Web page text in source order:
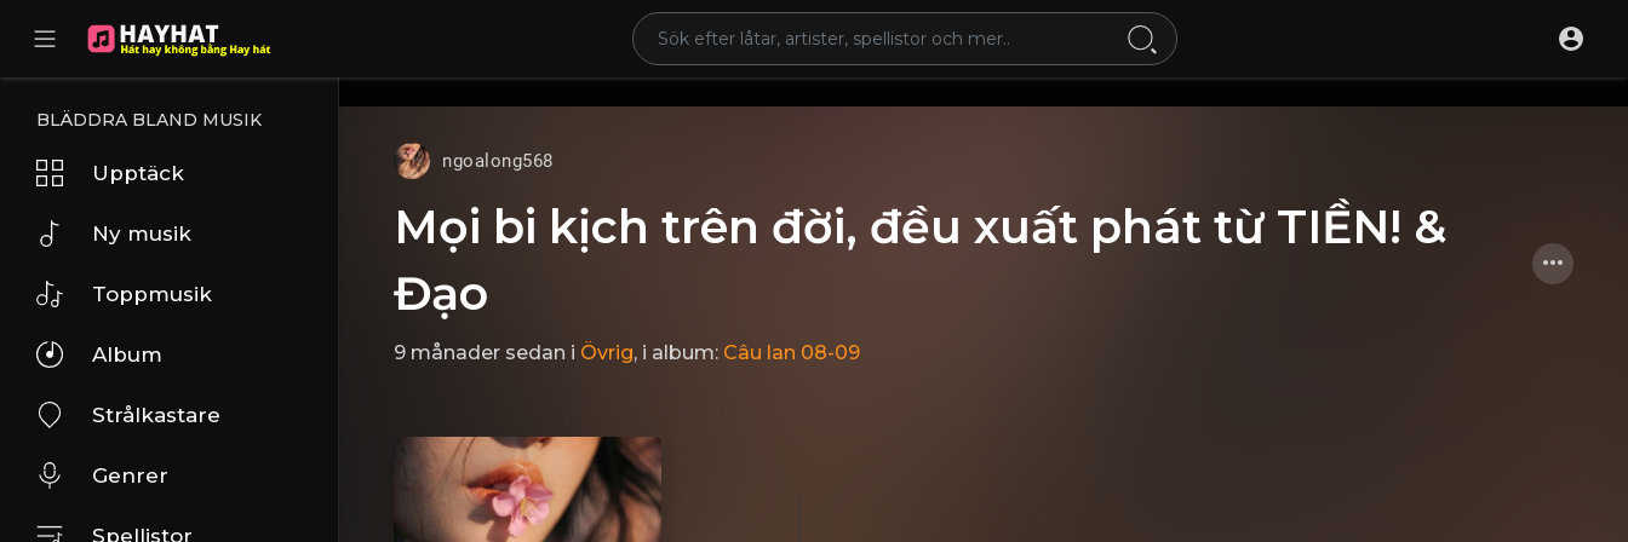
BLÄDDRA BLAND MUSIK
Upptäck
Ny musik
Toppmusik
Album
Strålkastare
Genrer
Spellistor
ngoalong568
Mọi bi kịch trên đời, đều xuất phát từ TIỀN! &
Đạo
9 månader sedan i Övrig, i album: Câu lan 08-09